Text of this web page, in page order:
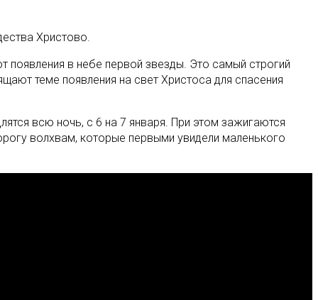
Христово.
появления в небе первой звезды. Это самый строгий
теме появления на свет Христоса для спасения
всю ночь, с 6 на 7 января. При этом зажигаются
волхвам, которые первыми увидели маленького